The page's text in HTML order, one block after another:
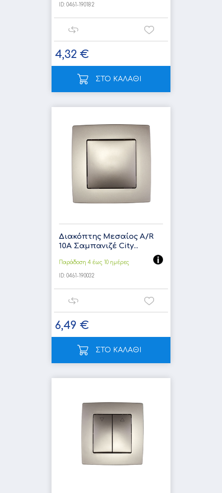
ID: 0461-190182
4,32 €
ΣΤΟ ΚΑΛΑΘΙ
Διακόπτης Μεσαίος A/R
10A Σαμπανιζέ City...
Παράδοση 4 έως 10 ημέρες
ID: 0461-190032
6,49 €
ΣΤΟ ΚΑΛΑΘΙ